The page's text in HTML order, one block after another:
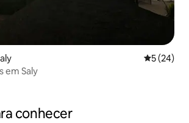
5 de uma
5 (24)
em Saly
conhecer